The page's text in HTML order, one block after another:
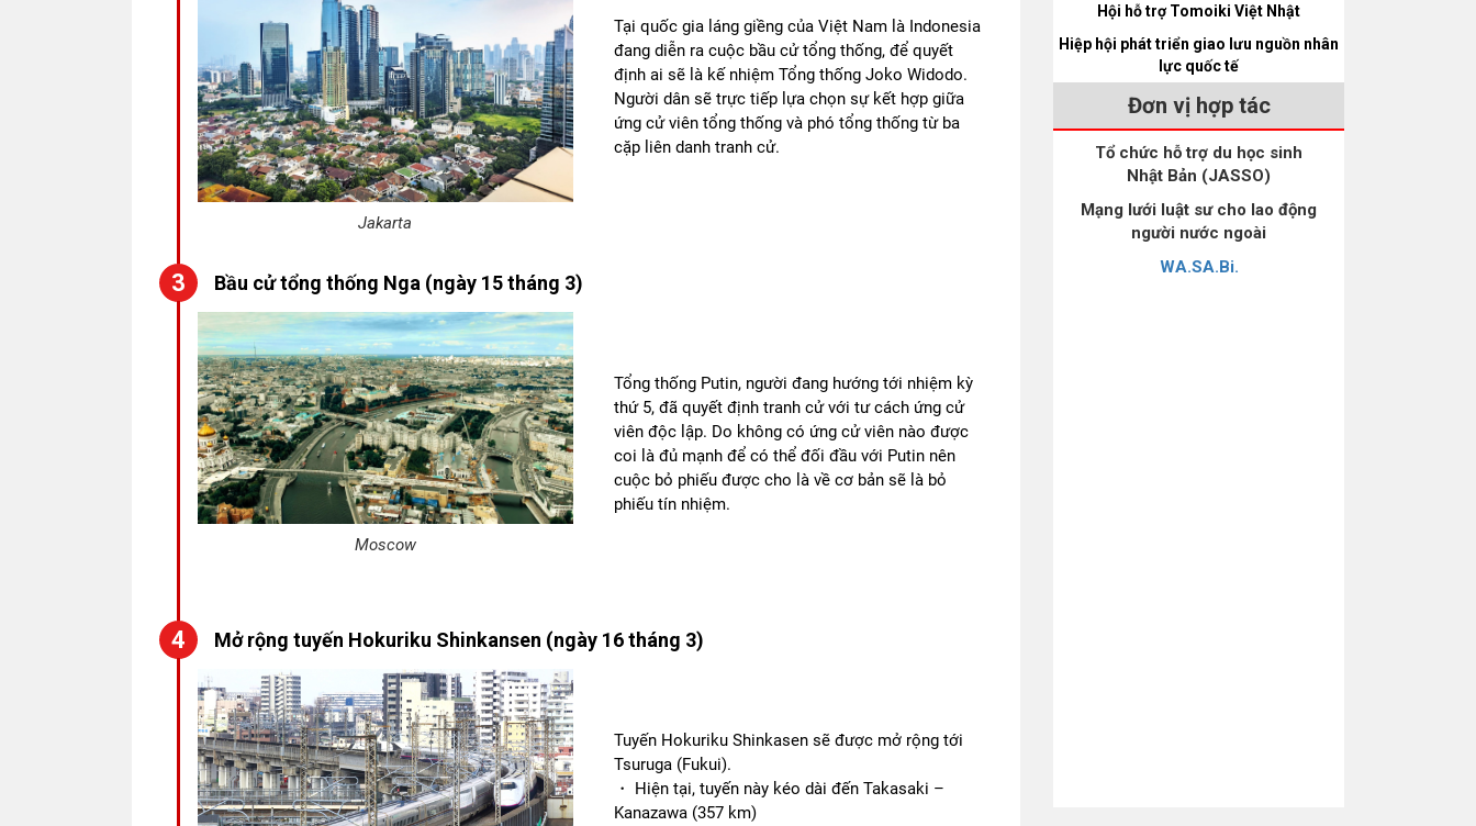
Jakarta
Tại quốc gia láng giềng của Việt Nam là Indonesia
đang diễn ra cuộc bầu cử tổng thống, để quyết
định ai sẽ là kế nhiệm Tổng thống Joko Widodo.
Người dân sẽ trực tiếp lựa chọn sự kết hợp giữa
ứng cử viên tổng thống và phó tổng thống từ ba
cặp liên danh tranh cử.
Bầu cử tổng thống Nga (ngày 15 tháng 3)
Moscow
Tổng thống Putin, người đang hướng tới nhiệm kỳ
thứ 5, đã quyết định tranh cử với tư cách ứng cử
viên độc lập. Do không có ứng cử viên nào được
coi là đủ mạnh để có thể đối đầu với Putin nên
cuộc bỏ phiếu được cho là về cơ bản sẽ là bỏ
phiếu tín nhiệm.
Mở rộng tuyến Hokuriku Shinkansen (ngày 16 tháng 3)
Tuyến Hokuriku Shinkasen sẽ được mở rộng tới
Tsuruga (Fukui).
・ Hiện tại, tuyến này kéo dài đến Takasaki –
Kanazawa (357 km)
Hội hỗ trợ Tomoiki Việt Nhật
Hiệp hội phát triển giao lưu nguồn nhân
lực quốc tế
Đơn vị hợp tác
Tổ chức hỗ trợ du học sinh
Nhật Bản (JASSO)
Mạng lưới luật sư cho lao động
người nước ngoài
WA.SA.Bi.